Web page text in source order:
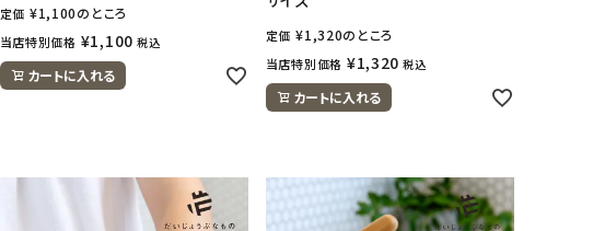
定価 ¥1,100のところ
当店特別価格 ¥1,100 税込
カートに入れる
定価 ¥1,320のところ
当店特別価格 ¥1,320 税込
カートに入れる